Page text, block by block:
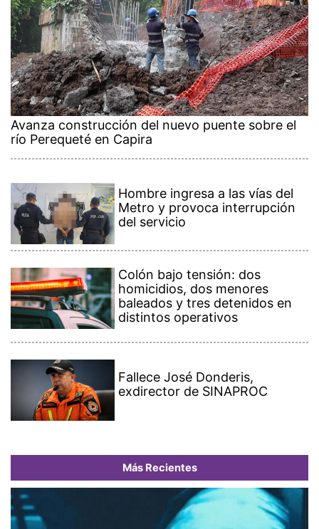
Avanza construcción del nuevo puente sobre el
río Perequeté en Capira
Hombre ingresa a las vías del
Metro y provoca interrupción
del servicio
Colón bajo tensión: dos
homicidios, dos menores
baleados y tres detenidos en
distintos operativos
Fallece José Donderis,
exdirector de SINAPROC
Más Recientes